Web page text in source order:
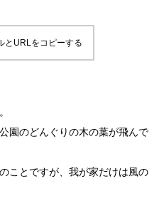
とURLをコピーする
園のどんぐりの木の葉が飛んで
ことですが、我が家だけは風の